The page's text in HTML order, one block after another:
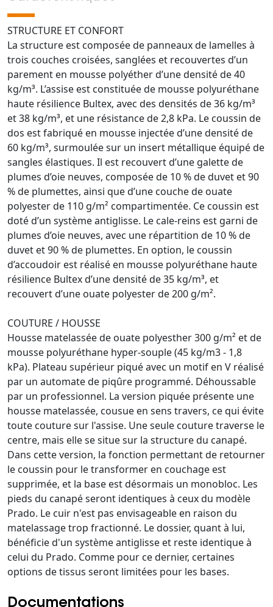
STRUCTURE ET CONFORT
La structure est composée de panneaux de lamelles à
trois couches croisées, sanglées et recouvertes d’un
parement en mousse polyéther d’une densité de 40
kg/m³. L’assise est constituée de mousse polyuréthane
haute résilience Bultex, avec des densités de 36 kg/m³
et 38 kg/m³, et une résistance de 2,8 kPa. Le coussin de
dos est fabriqué en mousse injectée d’une densité de
60 kg/m³, surmoulée sur un insert métallique équipé de
sangles élastiques. Il est recouvert d’une galette de
plumes d’oie neuves, composée de 10 % de duvet et 90
% de plumettes, ainsi que d’une couche de ouate
polyester de 110 g/m² compartimentée. Ce coussin est
doté d’un système antiglisse. Le cale-reins est garni de
plumes d’oie neuves, avec une répartition de 10 % de
duvet et 90 % de plumettes. En option, le coussin
d’accoudoir est réalisé en mousse polyuréthane haute
résilience Bultex d’une densité de 35 kg/m³, et
recouvert d’une ouate polyester de 200 g/m².
COUTURE / HOUSSE
Housse matelassée de ouate polyesther 300 g/m² et de
mousse polyuréthane hyper-souple (45 kg/m3 - 1,8
kPa). Plateau supérieur piqué avec un motif en V réalisé
par un automate de piqûre programmé. Déhoussable
par un professionnel. La version piquée présente une
housse matelassée, cousue en sens travers, ce qui évite
toute couture sur l'assise. Une seule couture traverse le
centre, mais elle se situe sur la structure du canapé.
Dans cette version, la fonction permettant de retourner
le coussin pour le transformer en couchage est
supprimée, et la base est désormais un monobloc. Les
pieds du canapé seront identiques à ceux du modèle
Prado. Le cuir n'est pas envisageable en raison du
matelassage trop fractionné. Le dossier, quant à lui,
bénéficie d'un système antiglisse et reste identique à
celui du Prado. Comme pour ce dernier, certaines
options de tissus seront limitées pour les bases.
Documentations